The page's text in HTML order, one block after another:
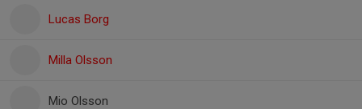
Lucas Borg
Milla Olsson
Mio Olsson